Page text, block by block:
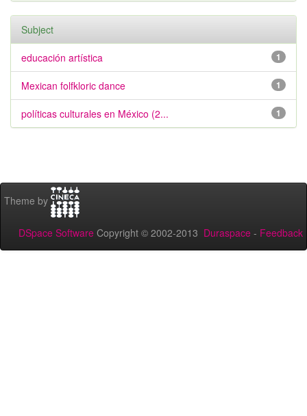
Subject
1
educación artística
1
Mexican folfkloric dance
1
políticas culturales en México (2...
Theme by
DSpace Software Copyright © 2002-2013 Duraspace - Feedback